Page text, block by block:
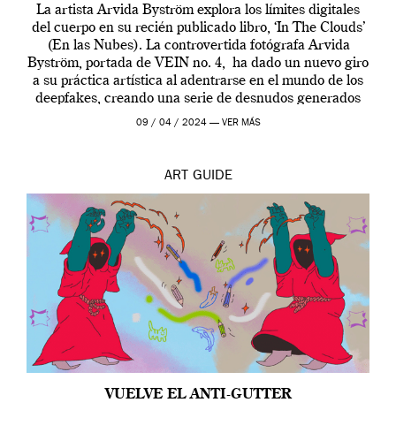
La artista Arvida Byström explora los límites digitales
del cuerpo en su recién publicado libro, ‘In The Clouds’
(En las Nubes). La controvertida fotógrafa Arvida
Byström, portada de VEIN no. 4, ha dado un nuevo giro
a su práctica artística al adentrarse en el mundo de los
deepfakes, creando una serie de desnudos generados
por […]
09 / 04 / 2024 — VER MÁS
ART GUIDE
VUELVE EL ANTI-GUTTER